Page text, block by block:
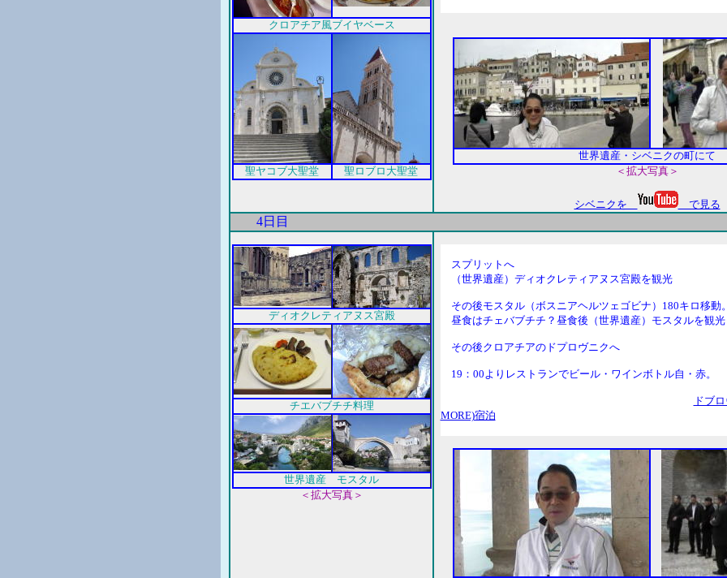
クロアチア風ブイヤベース
聖ヤコブ大聖堂 聖ロブロ大聖堂
世界遺産・シベニクの町にて
＜拡大写真＞
シベニクを で見る
4日目
ディオクレティアヌス宮殿
チエバブチチ料理
世界遺産 モスタル
＜拡大写真＞
スプリットへ
（世界遺産）ディオクレティアヌス宮殿を観光
その後モスタル（ボスニアヘルツェゴビナ）180キロ移動
昼食はチェバブチチ？昼食後（世界遺産）モスタルを観光
その後クロアチアのドプロヴニクへ
19：00よりレストランでビール・ワインボトル自・赤。
ドブ
MORE)宿泊